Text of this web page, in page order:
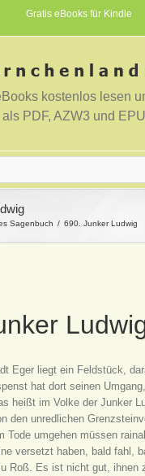
Gratis eBooks für Kindle
kostenlos lesen
als PDF, AZW3 und
Sagenbuch 690. Junker Ludwig
Eger liegt ein Feldstück,
hat dort seinen
heißt im Volke der Junker
den unredlichen
Tode umgehen müssen
versetzt haben, bald fahl,
Roß. Es ist nicht gut, ihnen